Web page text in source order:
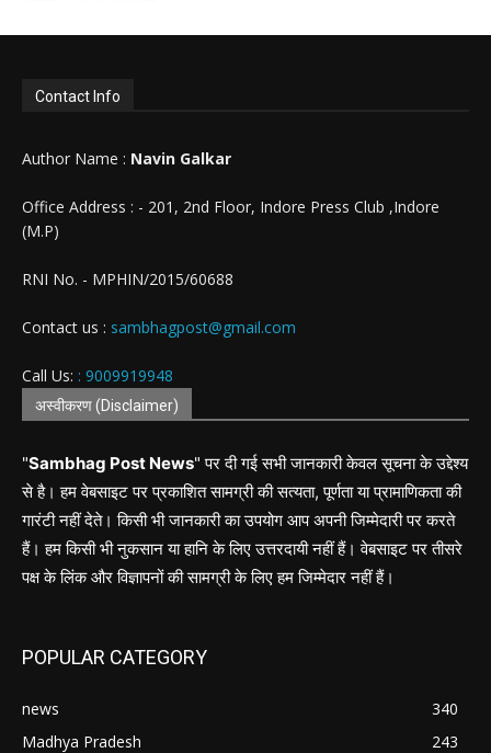
Contact Info
Author Name : Navin Galkar
Office Address : - 201, 2nd Floor, Indore Press Club ,Indore
(M.P)
RNI No. - MPHIN/2015/60688
Contact us : sambhagpost@gmail.com
Call Us: : 9009919948
अस्वीकरण (Disclaimer)
"Sambhag Post News" पर दी गई सभी जानकारी केवल सूचना के उद्देश्य
से है। हम वेबसाइट पर प्रकाशित सामग्री की सत्यता, पूर्णता या प्रामाणिकता की
गारंटी नहीं देते। किसी भी जानकारी का उपयोग आप अपनी जिम्मेदारी पर करते
हैं। हम किसी भी नुकसान या हानि के लिए उत्तरदायी नहीं हैं। वेबसाइट पर तीसरे
पक्ष के लिंक और विज्ञापनों की सामग्री के लिए हम जिम्मेदार नहीं हैं।
POPULAR CATEGORY
news
340
Madhya Pradesh
243